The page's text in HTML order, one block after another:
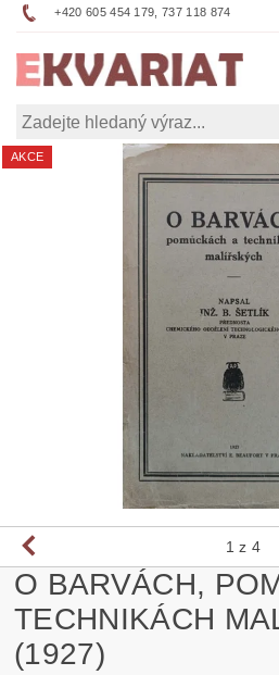
+420 605 454 179, 737 118 874
AKCE
1 z 4
O BARVÁCH,
TECHNIKÁCH
(1927)